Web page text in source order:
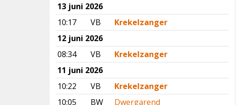
13 juni 2026
10:17
VB
Krekelzanger
12 juni 2026
08:34
VB
Krekelzanger
11 juni 2026
10:22
VB
Krekelzanger
10:05
BW
Dwergarend